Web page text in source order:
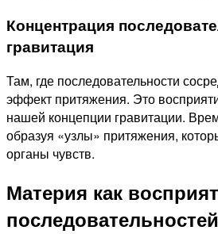
Концентрация
гравитация
Там, где последовательности
эффект притяжения. Это
нашей концепции гравитации.
образуя «узлы» притяжения,
органы чувств.
Материя как
последовательностей